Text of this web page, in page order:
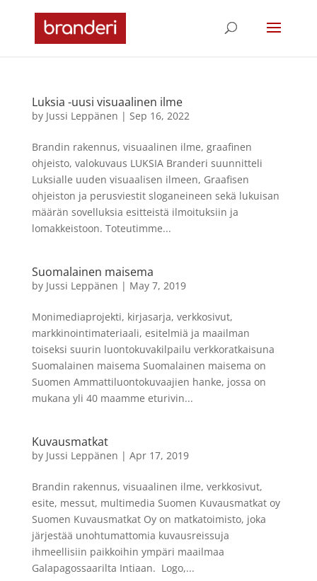
Luksia -uusi visuaalinen ilme
by Jussi Leppänen | Sep 16, 2022
Brandin rakennus, visuaalinen ilme, graafinen
ohjeisto, valokuvaus LUKSIA Branderi suunnitteli
Luksialle uuden visuaalisen ilmeen, Graafisen
ohjeiston ja perusviestit sloganeineen sekä lukuisan
määrän sovelluksia esitteistä ilmoituksiin ja
lomakkeistoon. Toteutimme...
Suomalainen maisema
by Jussi Leppänen | May 7, 2019
Monimediaprojekti, kirjasarja, verkkosivut,
markkinointimateriaali, esitelmiä ja maailman
toiseksi suurin luontokuvakilpailu verkkoratkaisuna
Suomalainen maisema Suomalainen maisema on
Suomen Ammattiluontokuvaajien hanke, jossa on
mukana yli 40 maamme eturivin...
Kuvausmatkat
by Jussi Leppänen | Apr 17, 2019
Brandin rakennus, visuaalinen ilme, verkkosivut,
esite, messut, multimedia Suomen Kuvausmatkat oy
Suomen Kuvausmatkat Oy on matkatoimisto, joka
järjestää unohtumattomia kuvausreissuja
ihmeellisiin paikkoihin ympäri maailmaa
Galapagossaarilta Intiaan. Logo,...